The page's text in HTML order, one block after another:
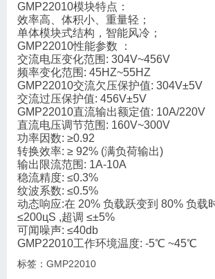
GMP22010模块特点：
效率高、体积小、重量轻；
单体模块式结构，智能风冷；
GMP22010性能参数 ：
交流电压变化范围: 304V~456V
频率变化范围: 45HZ~55HZ
GMP22010交流欠压保护值: 304V±5V
交流过压保护值: 456V±5V
GMP22010直流输出额定值: 10A/220V
直流电压调节范围: 160V~300V
功率因数: ≥0.92
转换效率: ≥ 92% (满负荷输出)
输出限流范围: 1A-10A
稳流精度: ≤0.3%
纹波系数: ≤0.5%
动态响应:在 20% 负载跃变到 80% 负载
≤200цS ,超调 ≤±5%
可闻噪声: ≤40db
GMP22010工作环境温度: -5℃ ~45℃
标签： GMP22010